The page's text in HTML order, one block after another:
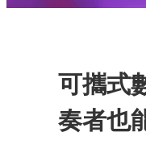
可攜式
奏者也